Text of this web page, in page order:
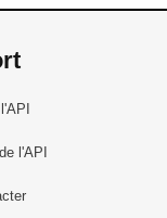
l'API